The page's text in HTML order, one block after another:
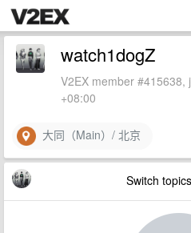
watch1dogZ
V2EX member
+08:00
大同（Main）/ 北京
Switch